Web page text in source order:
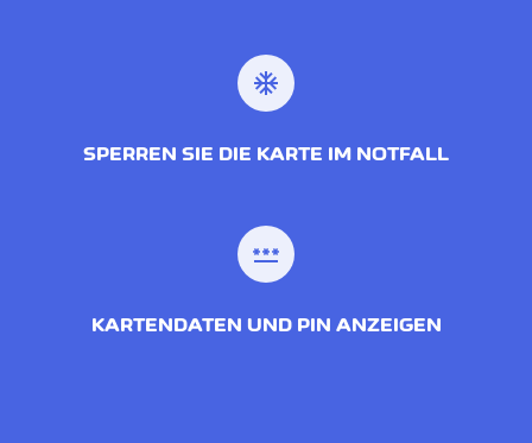
ac_unit
SPERREN SIE DIE KARTE IM NOTFALL
password
KARTENDATEN UND PIN ANZEIGEN